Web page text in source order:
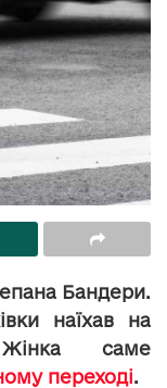
Бандери.
наїхав на
Жінка саме
переході.